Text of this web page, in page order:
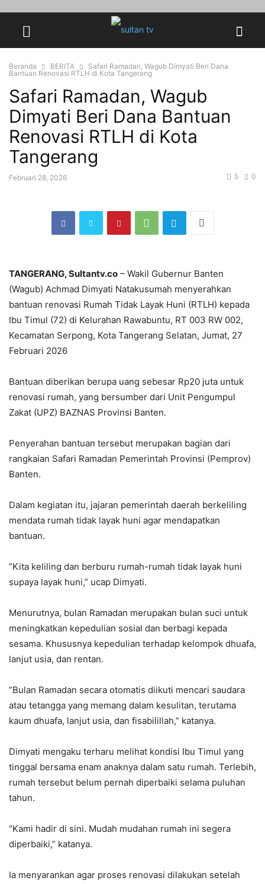
Beranda BERITA
‎Safari Ramadan, Wagub Dimyati Beri Dana
Bantuan Renovasi RTLH di Kota Tangerang
‎Safari Ramadan, Wagub
Dimyati Beri Dana Bantuan
Renovasi RTLH di Kota
Tangerang
Februari 28, 2026 0
5
‎TANGERANG, Sultantv.co – Wakil Gubernur Banten
(Wagub) Achmad Dimyati Natakusumah menyerahkan
bantuan renovasi Rumah Tidak Layak Huni (RTLH) kepada
Ibu Timul (72) di Kelurahan Rawabuntu, RT 003 RW 002,
Kecamatan Serpong, Kota Tangerang Selatan, Jumat, 27
Februari 2026
‎Bantuan diberikan berupa uang sebesar Rp20 juta untuk
renovasi rumah, yang bersumber dari Unit Pengumpul
Zakat (UPZ) BAZNAS Provinsi Banten.
‎Penyerahan bantuan tersebut merupakan bagian dari
rangkaian Safari Ramadan Pemerintah Provinsi (Pemprov)
Banten.
Dalam kegiatan itu, jajaran pemerintah daerah berkeliling
mendata rumah tidak layak huni agar mendapatkan
bantuan.
‎”Kita keliling dan berburu rumah-rumah tidak layak huni
supaya layak huni,” ucap Dimyati.
‎Menurutnya, bulan Ramadan merupakan bulan suci untuk
meningkatkan kepedulian sosial dan berbagi kepada
sesama. Khususnya kepedulian terhadap kelompok dhuafa,
lanjut usia, dan rentan.
‎”Bulan Ramadan secara otomatis diikuti mencari saudara
atau tetangga yang memang dalam kesulitan, terutama
kaum dhuafa, lanjut usia, dan fisabilillah,” katanya.
‎Dimyati mengaku terharu melihat kondisi Ibu Timul yang
tinggal bersama enam anaknya dalam satu rumah. Terlebih,
rumah tersebut belum pernah diperbaiki selama puluhan
tahun.
‎“Kami hadir di sini. Mudah mudahan rumah ini segera
diperbaiki,” katanya.
‎Ia menyarankan agar proses renovasi dilakukan setelah